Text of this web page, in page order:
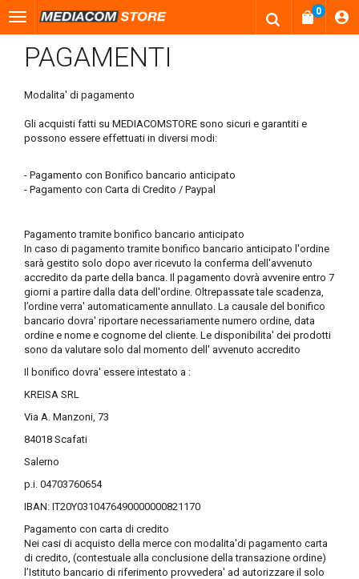
0
PAGAMENTI
Modalita' di pagamento
Gli acquisti fatti su MEDIACOMSTORE sono sicuri e garantiti e
possono essere effettuati in diversi modi:
- Pagamento con Bonifico bancario anticipato
- Pagamento con Carta di Credito / Paypal
Pagamento tramite bonifico bancario anticipato
In caso di pagamento tramite bonifico bancario anticipato l'ordine
sarà gestito solo dopo aver ricevuto la conferma dell'avvenuto
accredito da parte della banca. Il pagamento dovrà avvenire entro 7
giorni a partire dalla data dell'ordine. Oltrepassate tale scadenza,
l’ordine verra' automaticamente annullato. La causale del bonifico
bancario dovra' riportare necessariamente numero ordine, data
ordine e nome e cognome del cliente. Le disponibilita' dei prodotti
sono da valutare solo dal momento dell' avvenuto accredito
Il bonifico dovra' essere intestato a :
KREISA SRL
Via A. Manzoni, 73
84018 Scafati
Salerno
p.i. 04703760654
IBAN: IT20Y0310476490000000821170
Pagamento con carta di credito
Nei casi di acquisto della merce con modalita'di pagamento carta
di credito, (contestuale alla conclusione della transazione ordine)
l’Istituto bancario di riferimento provvedera' ad autorizzare il solo